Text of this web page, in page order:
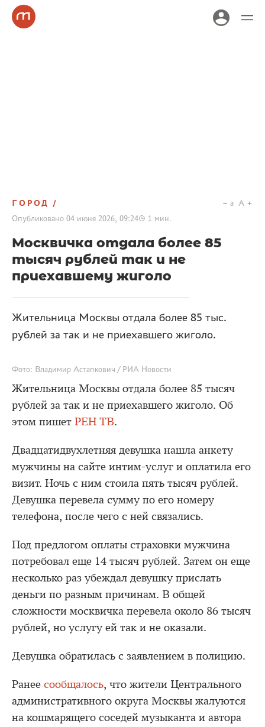
ГОРОД
Опубликовано 04 июня 2026, 09:24 1 мин.
a A
Москвичка отдала более 85
тысяч рублей так и не
приехавшему жиголо
Жительница Москвы отдала более 85 тыс.
рублей за так и не приехавшего жиголо.
Фото: Владимир Астапкович / РИА Новости
Жительница Москвы отдала более 85 тысяч
рублей за так и не приехавшего жиголо. Об
этом пишет РЕН ТВ.
Двадцатидвухлетняя девушка нашла анкету
мужчины на сайте интим-услуг и оплатила его
визит. Ночь с ним стоила пять тысяч рублей.
Девушка перевела сумму по его номеру
телефона, после чего с ней связались.
Под предлогом оплаты страховки мужчина
потребовал еще 14 тысяч рублей. Затем он еще
несколько раз убеждал девушку прислать
деньги по разным причинам. В общей
сложности москвичка перевела около 86 тысяч
рублей, но услугу ей так и не оказали.
Девушка обратилась с заявлением в полицию.
Ранее сообщалось, что жители Центрального
административного округа Москвы жалуются
на кошмарящего соседей музыканта и автора